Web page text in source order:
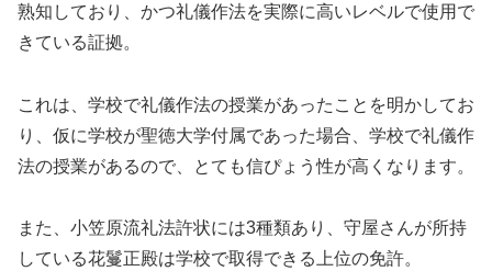
熟知しており、かつ礼儀作法を実際に高いレベルで使用で
きている証拠。
これは、学校で礼儀作法の授業があったことを明かしてお
り、仮に学校が聖徳大学付属であった場合、学校で礼儀作
法の授業があるので、とても信ぴょう性が高くなります。
また、小笠原流礼法許状には3種類あり、守屋さんが所持
している花鬘正殿は学校で取得できる上位の免許。